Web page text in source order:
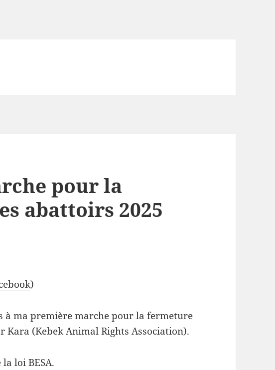
pour la
abattoirs 2025
)
à ma première marche pour la fermeture
Kara (Kebek Animal Rights Association).
la loi BESA.